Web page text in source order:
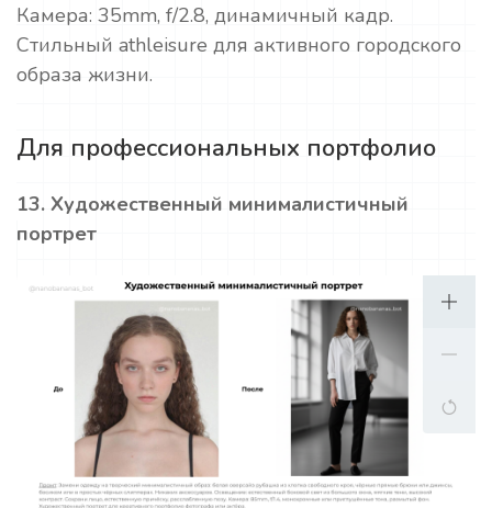
Камера: 35mm, f/2.8, динамичный кадр.
Стильный athleisure для активного городского
образа жизни.
Для профессиональных портфолио
13. Художественный минималистичный
портрет